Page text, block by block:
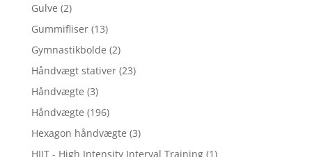
Gulve (2)
Gummifliser (13)
Gymnastikbolde (2)
Håndvægt stativer (23)
Håndvægte (3)
Håndvægte (196)
Hexagon håndvægte (3)
HIIT - High Intensity Interval Training (1)